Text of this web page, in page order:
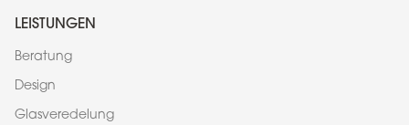
LEISTUNGEN
Beratung
Design
Glasveredelung